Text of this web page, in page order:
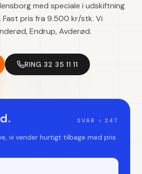
med speciale i udskiftning
Fast pris fra 9.500 kr/stk. Vi
Endrup, Avderød.
RING 32 35 11 11
. SVAR < 24T
vi vender hurtigt tilbage med pris